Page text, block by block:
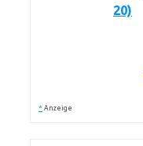
20)
* Anzeige